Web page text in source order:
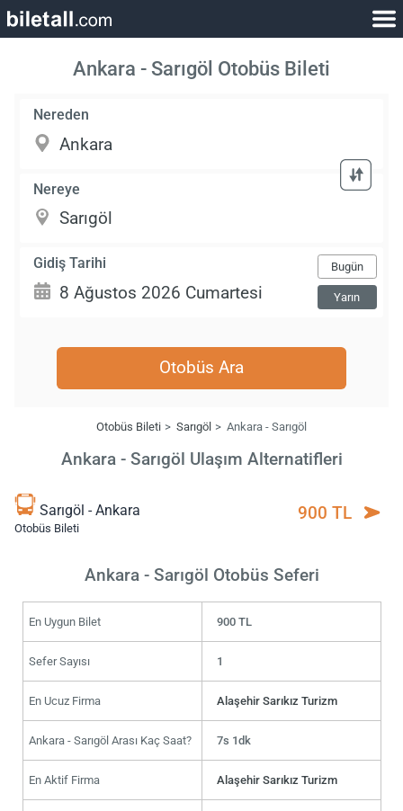
Ankara - Sarıgöl Otobüs Bileti
Nereden
Nereye
Gidiş Tarihi Bugün
Yarın
Otobüs Ara
Otobüs Bileti Sarıgöl Ankara - Sarıgöl
Ankara - Sarıgöl Ulaşım Alternatifleri
Sarıgöl - Ankara
Otobüs Bileti
900 TL
Ankara - Sarıgöl Otobüs Seferi
En Uygun Bilet 900 TL
Sefer Sayısı 1
En Ucuz Firma Alaşehir Sarıkız Turizm
Ankara - Sarıgöl Arası Kaç Saat? 7s 1dk
En Aktif Firma Alaşehir Sarıkız Turizm